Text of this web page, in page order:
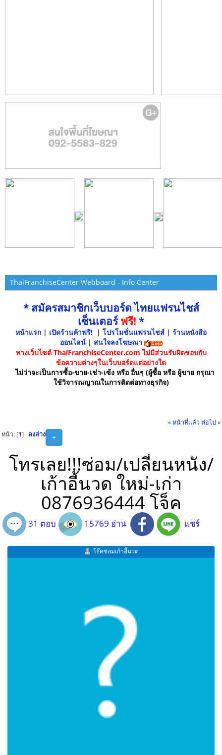
ThaiFranchiseCenter Webboard - Info Center
* สมัครสมาชิกเว็บบอร์ด ไทยแฟรนไชส์
เซ็นเตอร์ฟรี! *
หน้าแรก | เปิดร้านค้าฟรี! | โปรโมชั่นแฟรนไชส์ | ร้านหนังสือ
ออนไลน์ | สนใจลงโฆษณา
ทางเว็บไซต์ ThaiFranchiseCenter.com ไม่มีส่วนรับผิดชอบกับ
ข้อความต่างๆในเว็บบอร์ดแต่อย่างใด
ไม่ว่าจะเป็นการซื้อ-ขาย-เช่า-เซ้ง หรือ อื่นๆ (ผู้ซื้อ หรือ ผู้ขาย กรุณา
ใช้วิจารณญาณในการติดต่อทางธุรกิจ)
« หน้าที่แล้ว ต่อไป »
+
หน้า: [1] ลงล่าง
โทรเลย!!!ซ่อม/เปลี่ยนหนัง/
เก้าอี้นวด ใหม่-เก่า
0876936444 โจ็ค
31 ตอบ 15769 อ่าน แชร์
โจ๊คซ่อมเก้าอี้นวด